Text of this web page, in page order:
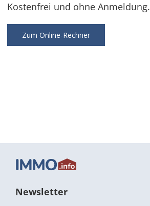
Kostenfrei und ohne Anmeldung.
Zum Online-Rechner
Newsletter